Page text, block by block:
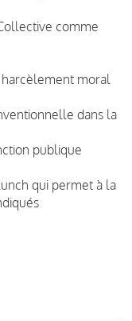
comme
moral
dans la
publique
qui permet à la